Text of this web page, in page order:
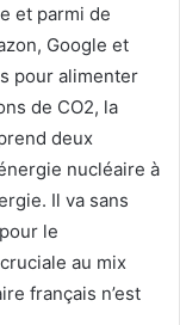
et parmi de
Google et
pour alimenter
de CO2, la
deux
nucléaire à
Il va sans
le
au mix
français n’est